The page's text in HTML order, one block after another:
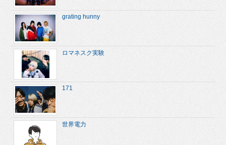
grating hunny
ロマネスク実験
171
世界電力